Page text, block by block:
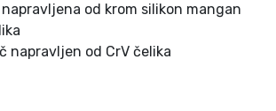
od krom silikon mangan
napravljen od CrV čelika